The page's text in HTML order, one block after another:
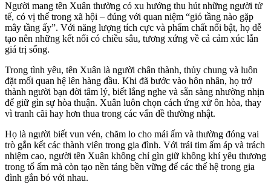
Người mang tên Xuân thường có xu hướng thu hút những người tử
tế, có vị thế trong xã hội – đúng với quan niệm “gió tầng nào gặp
mây tầng ấy”. Với năng lượng tích cực và phẩm chất nổi bật, họ dễ
tạo nên những kết nối có chiều sâu, tương xứng về cả cảm xúc lẫn
giá trị sống.
Trong tình yêu, tên Xuân là người chân thành, thủy chung và luôn
đặt mối quan hệ lên hàng đầu. Khi đã bước vào hôn nhân, họ trở
thành người bạn đời tâm lý, biết lắng nghe và sẵn sàng nhường nhịn
để giữ gìn sự hòa thuận. Xuân luôn chọn cách ứng xử ôn hòa, thay
vì tranh cãi hay hơn thua trong các vấn đề thường nhật.
Họ là người biết vun vén, chăm lo cho mái ấm và thường đóng vai
trò gắn kết các thành viên trong gia đình. Với trái tim ấm áp và trách
nhiệm cao, người tên Xuân không chỉ gìn giữ không khí yêu thương
trong tổ ấm mà còn tạo nền tảng bền vững để các thế hệ trong gia
đình gắn bó với nhau.